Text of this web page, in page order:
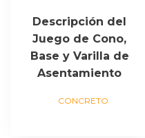
Descripción del
Juego de Cono,
Base y Varilla de
Asentamiento
CONCRETO